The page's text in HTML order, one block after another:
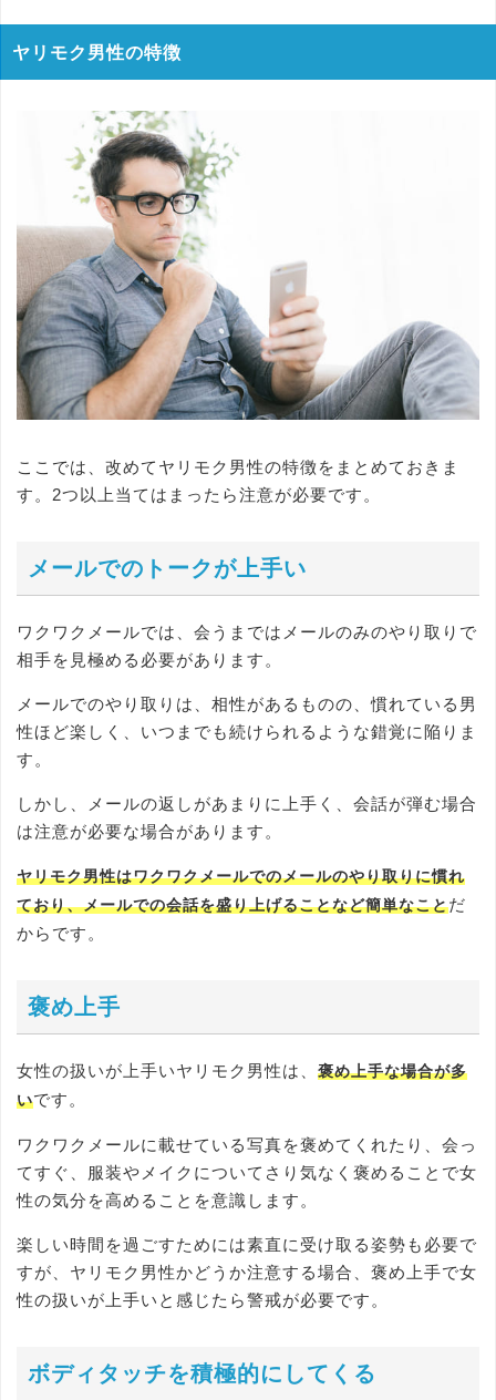
ヤリモク男性の特徴
ここでは、改めてヤリモク男性の特徴をまとめておきま
す。2つ以上当てはまったら注意が必要です。
メールでのトークが上手い
ワクワクメールでは、会うまではメールのみのやり取りで
相手を見極める必要があります。
メールでのやり取りは、相性があるものの、慣れている男
性ほど楽しく、いつまでも続けられるような錯覚に陥りま
す。
しかし、メールの返しがあまりに上手く、会話が弾む場合
は注意が必要な場合があります。
ヤリモク男性はワクワクメールでのメールのやり取りに慣れ
ており、メールでの会話を盛り上げることなど簡単なことだ
からです。
褒め上手
女性の扱いが上手いヤリモク男性は、 褒め上手な場合が多
いです。
ワクワクメールに載せている写真を褒めてくれたり、会っ
てすぐ、服装やメイクについてさり気なく褒めることで女
性の気分を高めることを意識します。
楽しい時間を過ごすためには素直に受け取る姿勢も必要で
すが、ヤリモク男性かどうか注意する場合、褒め上手で女
性の扱いが上手いと感じたら警戒が必要です。
ボディタッチを積極的にしてくる